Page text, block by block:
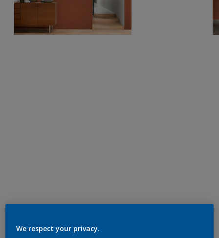
We respect your privacy.